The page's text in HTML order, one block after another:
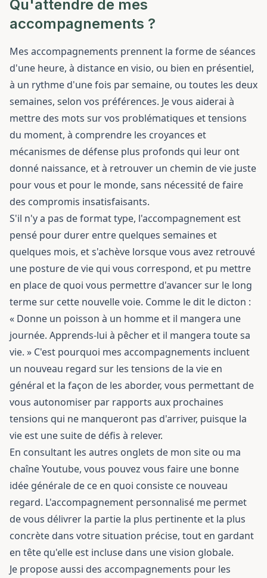
Qu'attendre de mes
accompagnements ?
Mes accompagnements prennent la forme de séances
d'une heure, à distance en visio, ou bien en présentiel,
à un rythme d'une fois par semaine, ou toutes les deux
semaines, selon vos préférences. Je vous aiderai à
mettre des mots sur vos problématiques et tensions
du moment, à comprendre les croyances et
mécanismes de défense plus profonds qui leur ont
donné naissance, et à retrouver un chemin de vie juste
pour vous et pour le monde, sans nécessité de faire
des compromis insatisfaisants.
S'il n'y a pas de format type, l'accompagnement est
pensé pour durer entre quelques semaines et
quelques mois, et s'achève lorsque vous avez retrouvé
une posture de vie qui vous correspond, et pu mettre
en place de quoi vous permettre d'avancer sur le long
terme sur cette nouvelle voie. Comme le dit le dicton :
« Donne un poisson à un homme et il mangera une
journée. Apprends-lui à pêcher et il mangera toute sa
vie. » C'est pourquoi mes accompagnements incluent
un nouveau regard sur les tensions de la vie en
général et la façon de les aborder, vous permettant de
vous autonomiser par rapports aux prochaines
tensions qui ne manqueront pas d'arriver, puisque la
vie est une suite de défis à relever.
En consultant les autres onglets de mon site ou ma
chaîne Youtube, vous pouvez vous faire une bonne
idée générale de ce en quoi consiste ce nouveau
regard. L'accompagnement personnalisé me permet
de vous délivrer la partie la plus pertinente et la plus
concrète dans votre situation précise, tout en gardant
en tête qu'elle est incluse dans une vision globale.
Je propose aussi des accompagnements pour les